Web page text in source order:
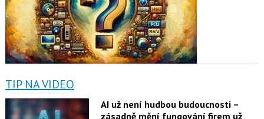
TIP NA VIDEO
AI už není hudbou budoucnosti –
zásadně mění fungování firem už